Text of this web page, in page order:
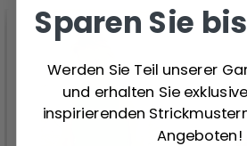
Sparen Sie
Werden Sie Teil unserer
und erhalten Sie
inspirierenden
Angeboten!